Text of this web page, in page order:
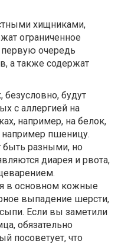
хищниками,
ограниченное
очередь
а также содержат
будут
с аллергией на
например, на белок,
пшеницу.
быть разными, но
диарея и рвота,
в основном кожные
выпадение шерсти,
Если вы заметили
обязательно
посоветует, что